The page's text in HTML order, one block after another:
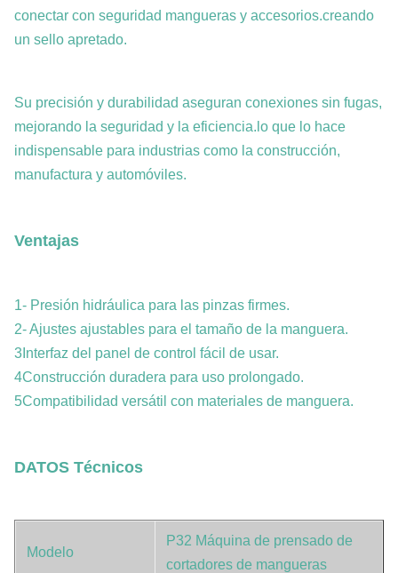
conectar con seguridad mangueras y accesorios.creando
un sello apretado.
Su precisión y durabilidad aseguran conexiones sin fugas,
mejorando la seguridad y la eficiencia.lo que lo hace
indispensable para industrias como la construcción,
manufactura y automóviles.
Ventajas
1- Presión hidráulica para las pinzas firmes.
2- Ajustes ajustables para el tamaño de la manguera.
3Interfaz del panel de control fácil de usar.
4Construcción duradera para uso prolongado.
5Compatibilidad versátil con materiales de manguera.
DATOS Técnicos
Modelo
P32 Máquina de prensado de
cortadores de mangueras